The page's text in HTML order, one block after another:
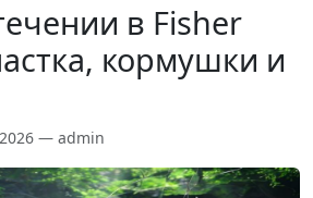
в Fisher
кормушки и
— admin